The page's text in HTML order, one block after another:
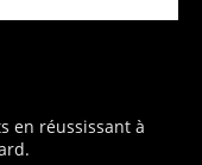
en réussissant à